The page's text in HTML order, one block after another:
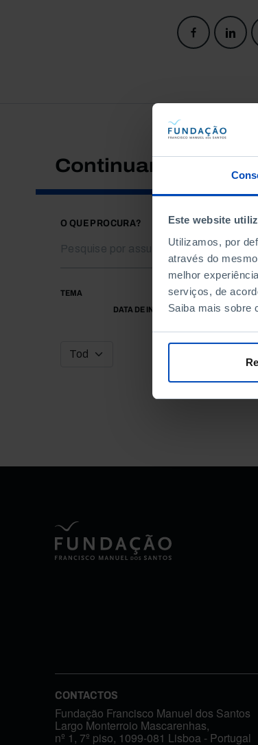
Este website
Utilizamos, por
através do
melhor
serviços, de
Saiba mais sobre
Continuar a
O QUE PROCURA?
TEMA
DATA DE INÍCIO
CONTACTOS
Fundação Francisco Manuel dos Santos
Largo Monterroio Mascarenhas,
nº 1, 7º piso, 1099-081 Lisboa - Portugal